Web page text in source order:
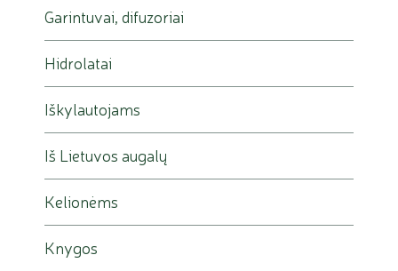
Garintuvai, difuzoriai
Hidrolatai
Iškylautojams
Iš Lietuvos augalų
Kelionėms
Knygos